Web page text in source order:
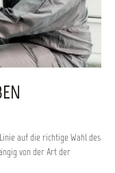
auf die richtige Wahl des
von der Art der